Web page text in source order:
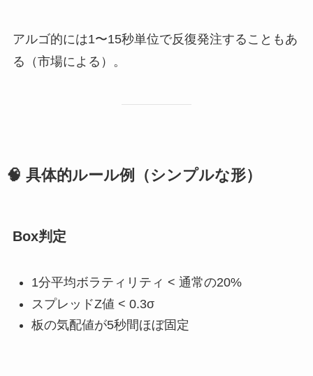
アルゴ的には1〜15秒単位で反復発注することもあ
る（市場による）。
🧠 具体的ルール例（シンプルな形）
Box判定
1分平均ボラティリティ < 通常の20%
スプレッドZ値 < 0.3σ
板の気配値が5秒間ほぼ固定